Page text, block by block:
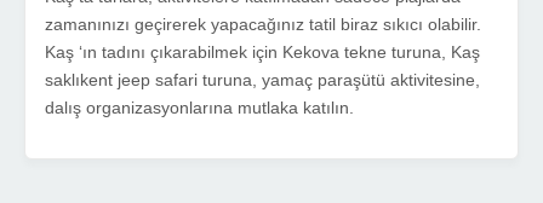
zamanınızı geçirerek yapacağınız tatil biraz sıkıcı olabilir.
Kaş ‘ın tadını çıkarabilmek için Kekova tekne turuna, Kaş
saklıkent jeep safari turuna, yamaç paraşütü aktivitesine,
dalış organizasyonlarına mutlaka katılın.